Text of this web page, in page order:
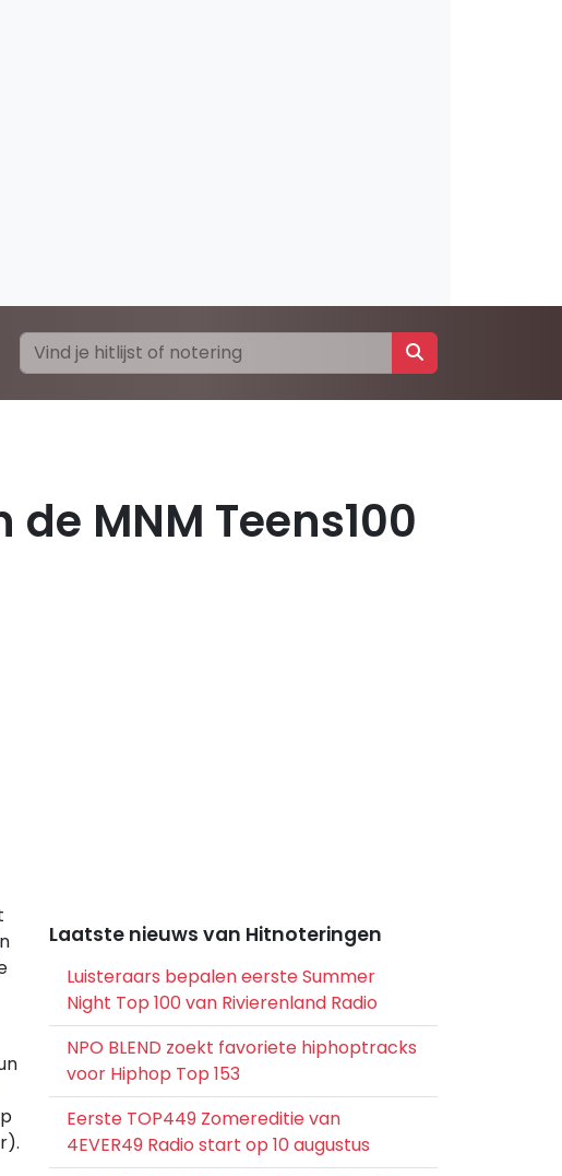
MNM Teens100
Laatste nieuws van Hitnoteringen
Luisteraars bepalen eerste Summer
Night Top 100 van Rivierenland Radio
NPO BLEND zoekt favoriete hiphoptracks
voor Hiphop Top 153
Eerste TOP449 Zomereditie van
4EVER49 Radio start op 10 augustus